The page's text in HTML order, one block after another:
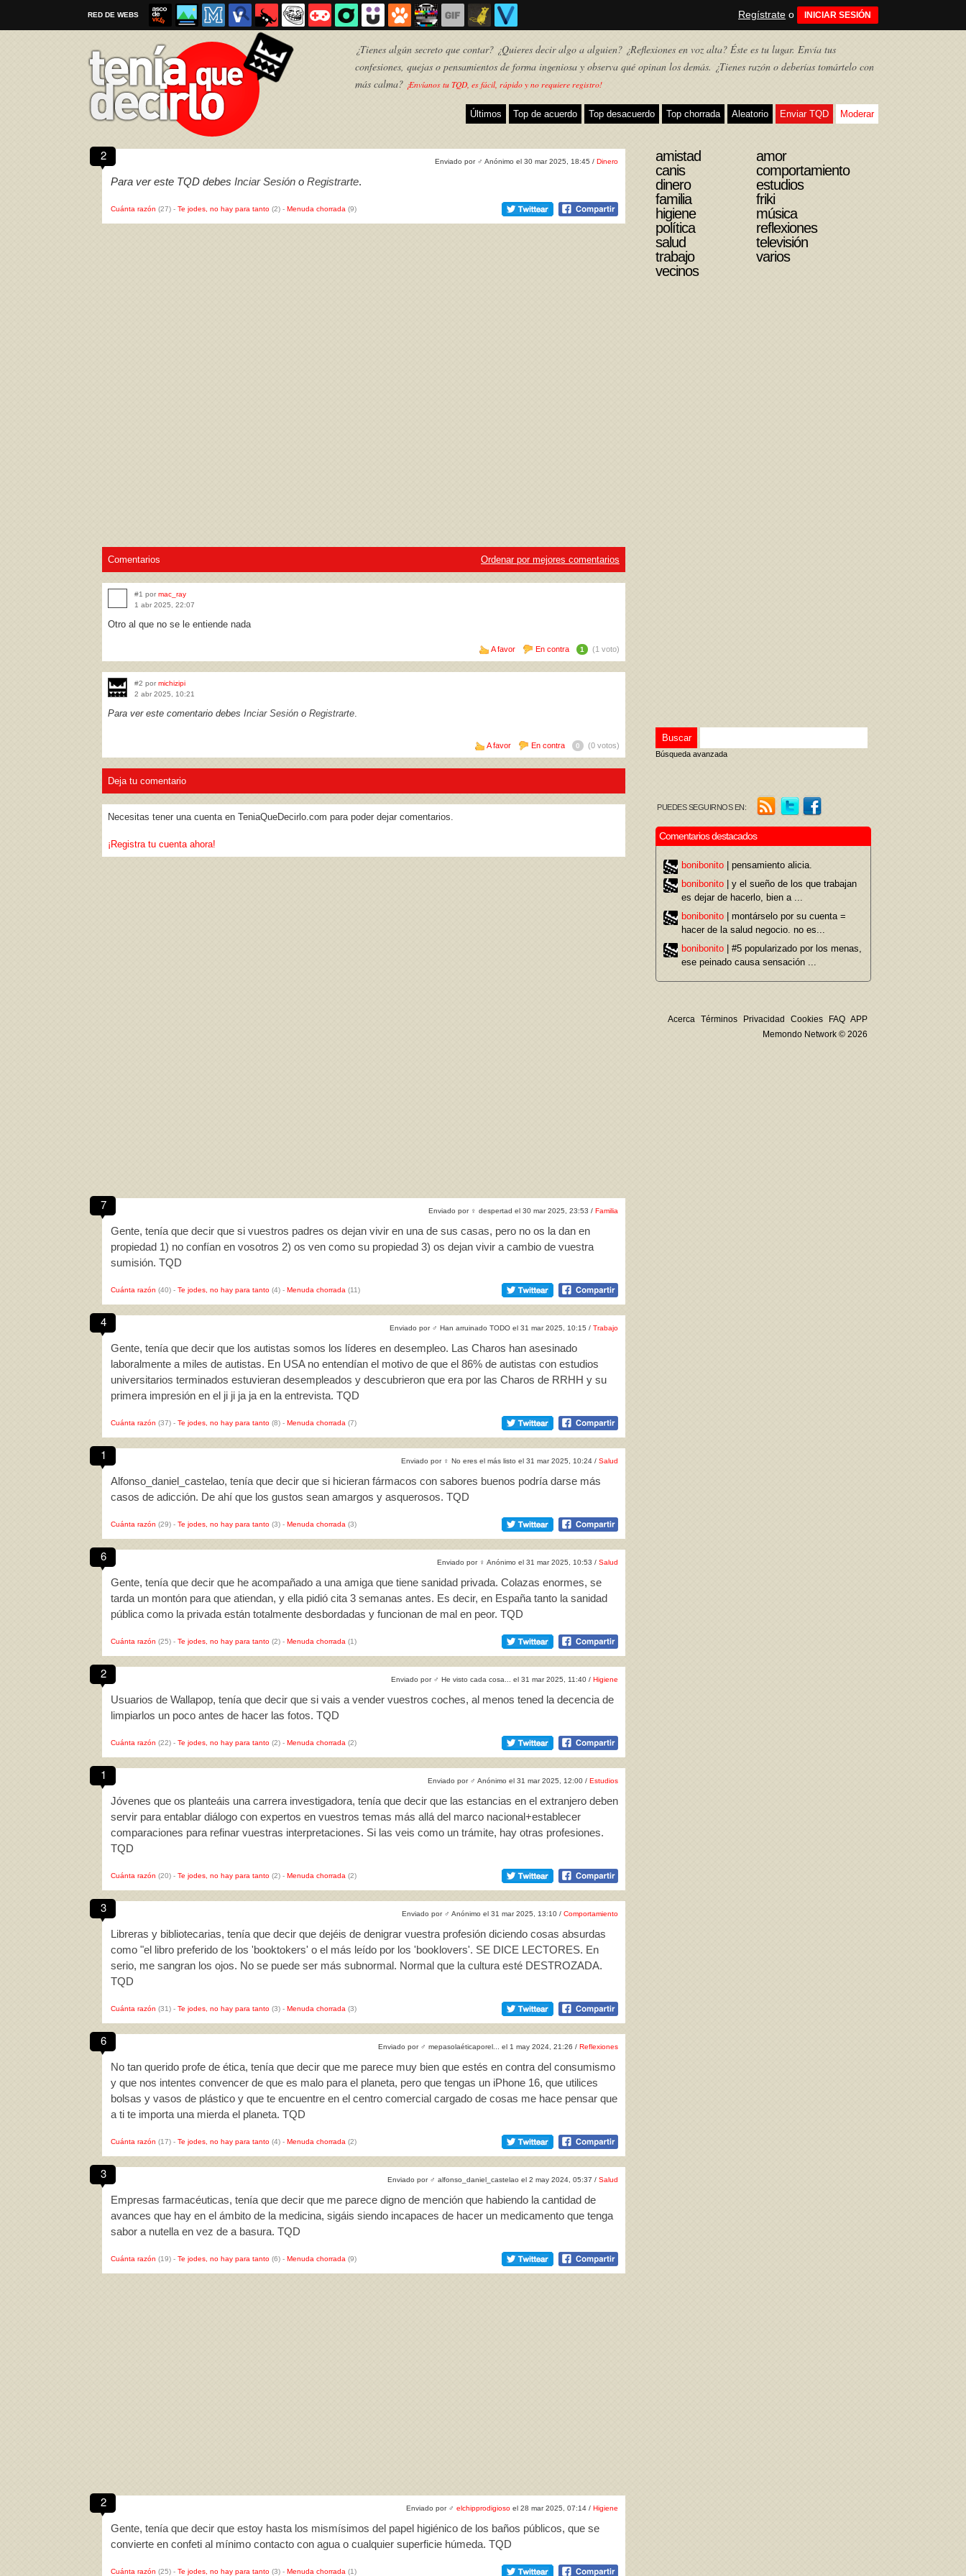
RED DE WEBS Regístrate o INICIAR SESIÓN
¿Tienes algún secreto que contar? ¿Quieres decir algo a alguien? ¿Reflexiones en voz alta? Éste es tu lugar. Envía tus
confesiones, quejas o pensamientos de forma ingeniosa y observa qué opinan los demás. ¿Tienes razón o deberías tomártelo con
más calma? ¡Envíanos tu TQD, es fácil, rápido y no requiere registro!
Últimos Top de acuerdo Top desacuerdo Top chorrada Aleatorio Enviar TQD Moderar
2 Enviado por ♂ Anónimo el 30 mar 2025, 18:45 / Dinero
Para ver este TQD debes Inciar Sesión o Registrarte.
Cuánta razón (27) - Te jodes, no hay para tanto (2) - Menuda chorrada (9)
Comentarios Ordenar por mejores comentarios
#1 por mac_ray
1 abr 2025, 22:07
Otro al que no se le entiende nada
A favor En contra 1 (1 voto)
#2 por michizipi
2 abr 2025, 10:21
Para ver este comentario debes Inciar Sesión o Registrarte.
A favor En contra 0 (0 votos)
Deja tu comentario
Necesitas tener una cuenta en TeniaQueDecirlo.com para poder dejar comentarios.
¡Registra tu cuenta ahora!
7 Enviado por ♀ despertad el 30 mar 2025, 23:53 / Familia
Gente, tenía que decir que si vuestros padres os dejan vivir en una de sus casas, pero no os la dan en
propiedad 1) no confían en vosotros 2) os ven como su propiedad 3) os dejan vivir a cambio de vuestra
sumisión. TQD
Cuánta razón (40) - Te jodes, no hay para tanto (4) - Menuda chorrada (11)
4 Enviado por ♂ Han arruinado TODO el 31 mar 2025, 10:15 / Trabajo
Gente, tenía que decir que los autistas somos los líderes en desempleo. Las Charos han asesinado
laboralmente a miles de autistas. En USA no entendían el motivo de que el 86% de autistas con estudios
universitarios terminados estuvieran desempleados y descubrieron que era por las Charos de RRHH y su
primera impresión en el ji ji ja ja en la entrevista. TQD
Cuánta razón (37) - Te jodes, no hay para tanto (8) - Menuda chorrada (7)
1 Enviado por ♀ No eres el más listo el 31 mar 2025, 10:24 / Salud
Alfonso_daniel_castelao, tenía que decir que si hicieran fármacos con sabores buenos podría darse más
casos de adicción. De ahí que los gustos sean amargos y asquerosos. TQD
Cuánta razón (29) - Te jodes, no hay para tanto (3) - Menuda chorrada (3)
6 Enviado por ♀ Anónimo el 31 mar 2025, 10:53 / Salud
Gente, tenía que decir que he acompañado a una amiga que tiene sanidad privada. Colazas enormes, se
tarda un montón para que atiendan, y ella pidió cita 3 semanas antes. Es decir, en España tanto la sanidad
pública como la privada están totalmente desbordadas y funcionan de mal en peor. TQD
Cuánta razón (25) - Te jodes, no hay para tanto (2) - Menuda chorrada (1)
2 Enviado por ♂ He visto cada cosa... el 31 mar 2025, 11:40 / Higiene
Usuarios de Wallapop, tenía que decir que si vais a vender vuestros coches, al menos tened la decencia de
limpiarlos un poco antes de hacer las fotos. TQD
Cuánta razón (22) - Te jodes, no hay para tanto (2) - Menuda chorrada (2)
1 Enviado por ♂ Anónimo el 31 mar 2025, 12:00 / Estudios
Jóvenes que os planteáis una carrera investigadora, tenía que decir que las estancias en el extranjero deben
servir para entablar diálogo con expertos en vuestros temas más allá del marco nacional+establecer
comparaciones para refinar vuestras interpretaciones. Si las veis como un trámite, hay otras profesiones.
TQD
Cuánta razón (20) - Te jodes, no hay para tanto (2) - Menuda chorrada (2)
3 Enviado por ♂ Anónimo el 31 mar 2025, 13:10 / Comportamiento
Libreras y bibliotecarias, tenía que decir que dejéis de denigrar vuestra profesión diciendo cosas absurdas
como "el libro preferido de los 'booktokers' o el más leído por los 'booklovers'. SE DICE LECTORES. En
serio, me sangran los ojos. No se puede ser más subnormal. Normal que la cultura esté DESTROZADA.
TQD
Cuánta razón (31) - Te jodes, no hay para tanto (3) - Menuda chorrada (3)
6 Enviado por ♂ mepasolaéticaporel... el 1 may 2024, 21:26 / Reflexiones
No tan querido profe de ética, tenía que decir que me parece muy bien que estés en contra del consumismo
y que nos intentes convencer de que es malo para el planeta, pero que tengas un iPhone 16, que utilices
bolsas y vasos de plástico y que te encuentre en el centro comercial cargado de cosas me hace pensar que
a ti te importa una mierda el planeta. TQD
Cuánta razón (17) - Te jodes, no hay para tanto (4) - Menuda chorrada (2)
3 Enviado por ♂ alfonso_daniel_castelao el 2 may 2024, 05:37 / Salud
Empresas farmacéuticas, tenía que decir que me parece digno de mención que habiendo la cantidad de
avances que hay en el ámbito de la medicina, sigáis siendo incapaces de hacer un medicamento que tenga
sabor a nutella en vez de a basura. TQD
Cuánta razón (19) - Te jodes, no hay para tanto (6) - Menuda chorrada (9)
2 Enviado por ♂ elchipprodigioso el 28 mar 2025, 07:14 / Higiene
Gente, tenía que decir que estoy hasta los mismísimos del papel higiénico de los baños públicos, que se
convierte en confeti al mínimo contacto con agua o cualquier superficie húmeda. TQD
Cuánta razón (25) - Te jodes, no hay para tanto (3) - Menuda chorrada (1)
amistad
amor
canis
comportamiento
dinero
estudios
familia
friki
higiene
música
política
reflexiones
salud
televisión
trabajo
varios
vecinos
Búsqueda avanzada
PUEDES SEGUIRNOS EN:
Comentarios destacados
bonibonito | pensamiento alicia.
bonibonito | y el sueño de los que trabajan
es dejar de hacerlo, bien a ...
bonibonito | montárselo por su cuenta =
hacer de la salud negocio. no es...
bonibonito | #5 popularizado por los menas,
ese peinado causa sensación ...
Acerca Términos Privacidad Cookies FAQ APP
Memondo Network © 2026